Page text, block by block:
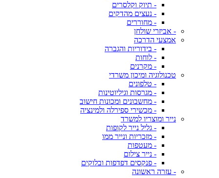
- תיוק וקלסרים
- נעצים מהדקים
- מחוררים
- אביזרי שולחן
אמצעי הדרכה
- בידוריות והגברה
- לוחות
- מקרנים
טכנולוגיה ומיכון משרדי
- טלפונים
- מגרסות וגיליוטינות
- מחשבונים ומכונות חישוב
- מכשירי ספירלה ולמינציה
נייר ומוצריו למשרד
- גליל נייר לקופות
- מזכריות ונייר ממו
- מעטפות
- נייר צילום
- פנקסים דפדפות ובלוקים
- עזרה ראשונה